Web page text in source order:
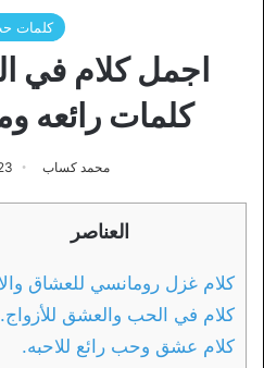
كلمات
اجمل كلام في
كلمات رائعه
محمد كساب 23 سبتمبر،
العناصر
كلام غزل رومانسي للعشاق
كلام في الحب والعشق للأزواج.
كلام عشق وحب رائع للاحبه.